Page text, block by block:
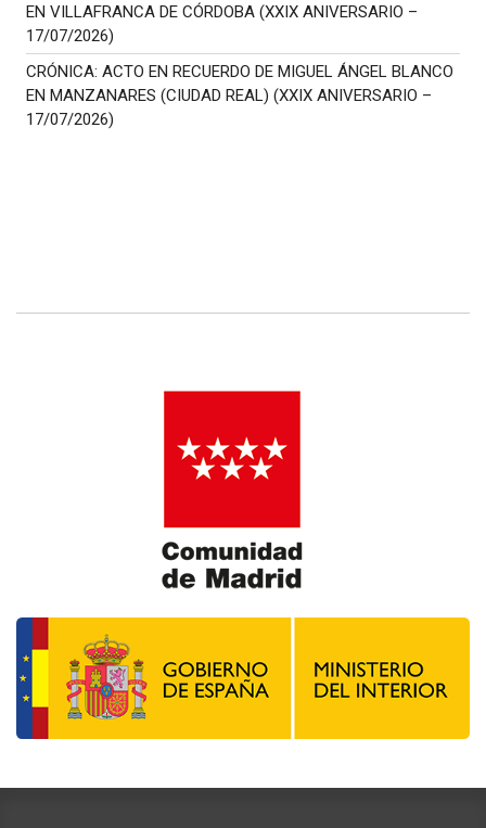
EN VILLAFRANCA DE CÓRDOBA (XXIX ANIVERSARIO –
17/07/2026)
CRÓNICA: ACTO EN RECUERDO DE MIGUEL ÁNGEL BLANCO
EN MANZANARES (CIUDAD REAL) (XXIX ANIVERSARIO –
17/07/2026)